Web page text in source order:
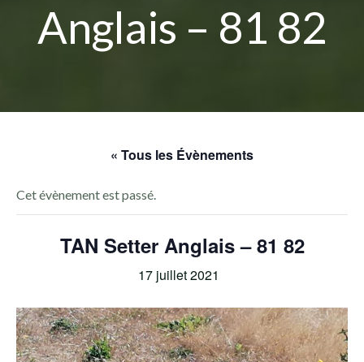
Anglais – 81 82
« Tous les Évènements
Cet évènement est passé.
TAN Setter Anglais – 81 82
17 juillet 2021